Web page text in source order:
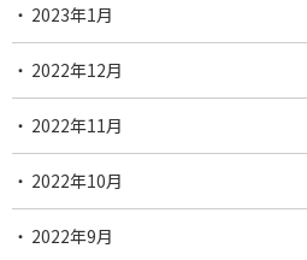
2023年1月
2022年12月
2022年11月
2022年10月
2022年9月